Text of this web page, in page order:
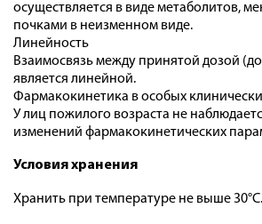
осуществляется ­в виде ­метаболитов,­
почками­­ в­­ неизменном ­виде.
Линейность
Взаимосвязь между принятой дозой (до
является линейной.
Фармакокинетика в особых
У лиц пожилого возраста не
изменений фармакокинетических
Условия хранения
Хранить при температуре не выше 30°С.